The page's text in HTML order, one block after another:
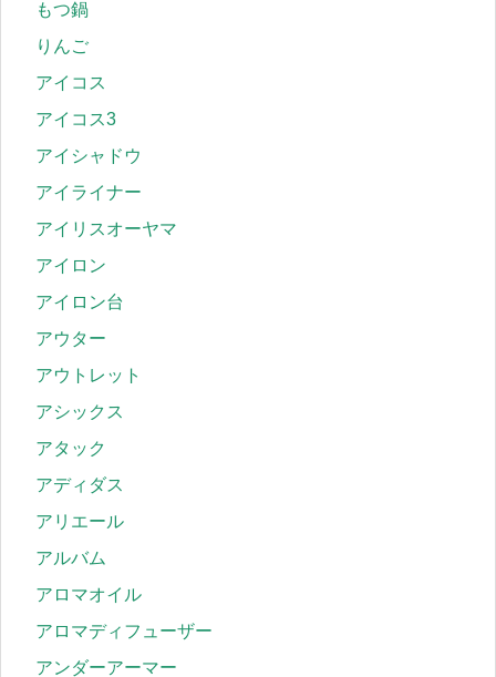
もつ鍋
りんご
アイコス
アイコス3
アイシャドウ
アイライナー
アイリスオーヤマ
アイロン
アイロン台
アウター
アウトレット
アシックス
アタック
アディダス
アリエール
アルバム
アロマオイル
アロマディフューザー
アンダーアーマー